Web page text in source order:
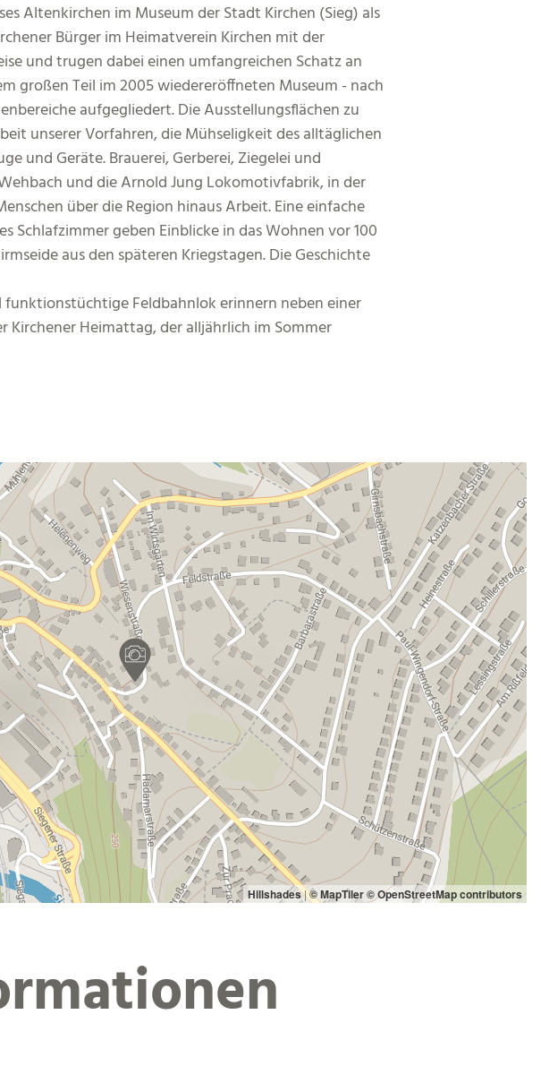
Altenkirchen im Museum der Stadt Kirchen (Sieg) als
Bürger im Heimatverein Kirchen mit der
und trugen dabei einen umfangreichen Schatz an
großen Teil im 2005 wiedereröffneten Museum - nach
aufgegliedert. Die Ausstellungsflächen zu
unserer Vorfahren, die Mühseligkeit des alltäglichen
und Geräte. Brauerei, Gerberei, Ziegelei und
und die Arnold Jung Lokomotivfabrik, in der
über die Region hinaus Arbeit. Eine einfache
geben Einblicke in das Wohnen vor 100
aus den späteren Kriegstagen. Die Geschichte
Feldbahnlok erinnern neben einer
Kirchener Heimattag, der alljährlich im Sommer
Hillshades|© MapTiler© OpenStreetMap contributors